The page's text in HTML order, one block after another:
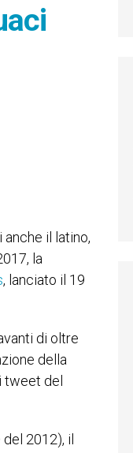
il latino,
la
, lanciato il 19
di oltre
della
tweet del
2012), il